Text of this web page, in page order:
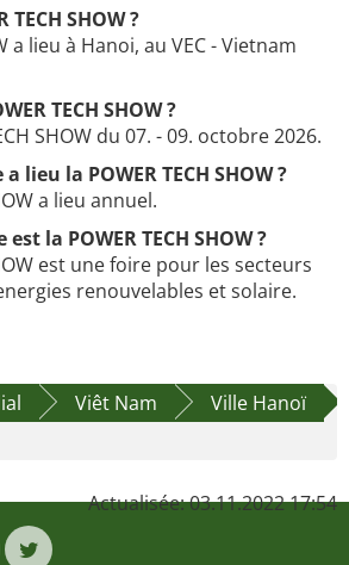
SHOW ?
a lieu à Hanoi, au VEC - Vietnam
TECH SHOW ?
SHOW du 07. - 09. octobre 2026.
lieu la POWER TECH SHOW ?
a lieu annuel.
la POWER TECH SHOW ?
est une foire pour les secteurs
renouvelables et solaire.
Viêt Nam
Ville Hanoï
Actualisée: 03.11.2022 17:54